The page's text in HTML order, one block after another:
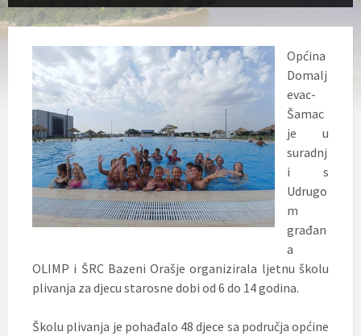
Općina
Domalj
evac-
Šamac
je u
suradnj
i s
Udrugo
m
građan
a
OLIMP i ŠRC Bazeni Orašje organizirala ljetnu školu
plivanja za djecu starosne dobi od 6 do 14 godina.
Školu plivanja je pohađalo 48 djece sa područja općine